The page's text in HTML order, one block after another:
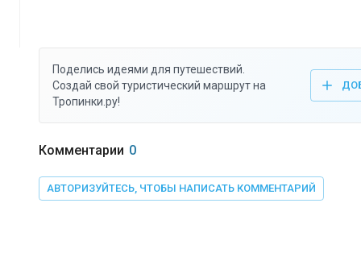
Поделись идеями для путешествий.
Создай свой туристический маршрут на
Тропинки.ру!
Комментарии 0
АВТОРИЗУЙТЕСЬ, ЧТОБЫ НАПИСАТЬ КОММЕНТАРИЙ